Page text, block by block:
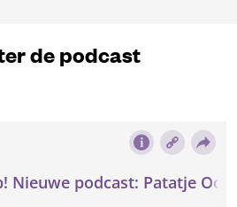
de podcast